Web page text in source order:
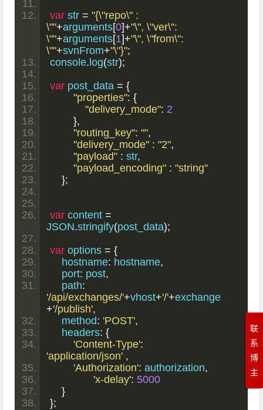
var str = "{\"repo\" :
\""+arguments[0]+"\", \"ver\":
\""+arguments[1]+"\", \"from\":
\""+svnFrom+"\"}";
console. log(str);
var post_data = {
"properties": {
"delivery_mode": 2
},
"routing_key": "",
"delivery_mode" : "2",
"payload" : str,
"payload_encoding" : "string"
};
var content =
JSON.stringify(post_data);
var options = {
    hostname
: hostname,
    port
: post,
    path
:
'/api/exchanges/'+vhost+'/'+exchange
+'/publish',
    method
: 'POST',
    headers
: {
'Content-Type':
'application/json' ,
'Authorization': authorization,
'x-delay': 5000
}
};
联
系
博
主